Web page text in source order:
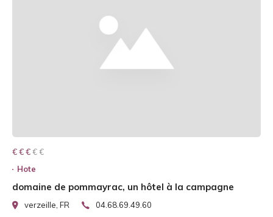
€ € € € €
€ € €
Hote
domaine de pommayrac, un hôtel à la campagne
verzeille, FR 04.68.69.49.60